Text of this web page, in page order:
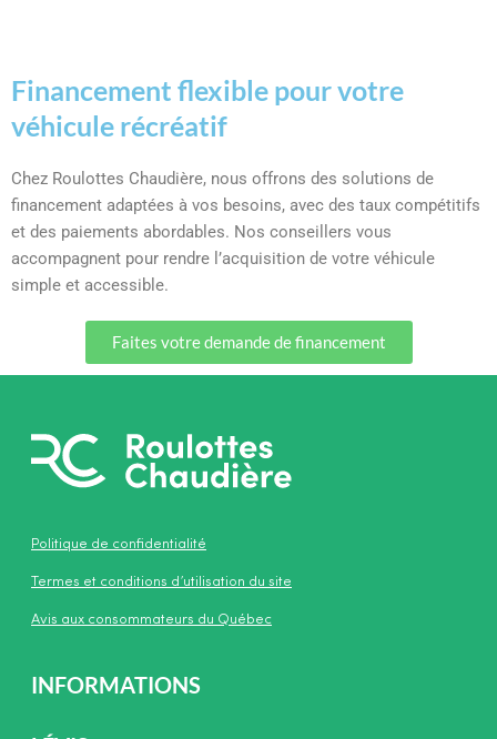
Financement flexible pour votre
véhicule récréatif
Chez Roulottes Chaudière, nous offrons des solutions de
financement adaptées à vos besoins, avec des taux compétitifs
et des paiements abordables. Nos conseillers vous
accompagnent pour rendre l’acquisition de votre véhicule
simple et accessible.
Faites votre demande de financement
Politique de confidentialité
Termes et conditions d’utilisation du site
Avis aux consommateurs du Québec
INFORMATIONS